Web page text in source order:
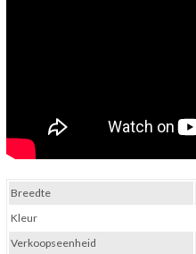
Breedte
Kleur
Verkoopseenheid